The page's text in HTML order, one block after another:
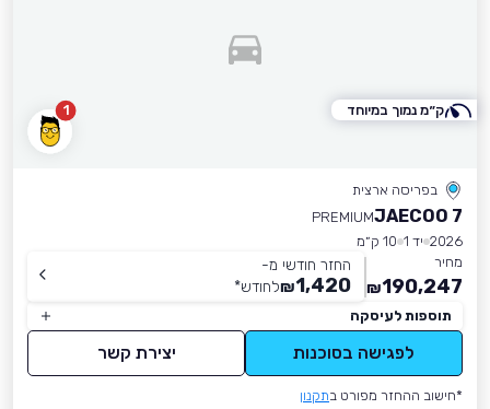
1
בפריסה ארצית
JAECOO 7
PREMIUM
2026 יד 1
10 ק״מ
מחיר
190,247
₪
החזר חודשי מ-
1,420
₪לחודש*
תוספות לעיסקה
לפגישה בסוכנות יצירת קשר
*חישוב ההחזר מפורט בתקנון
ק״מ נמוך במיוחד